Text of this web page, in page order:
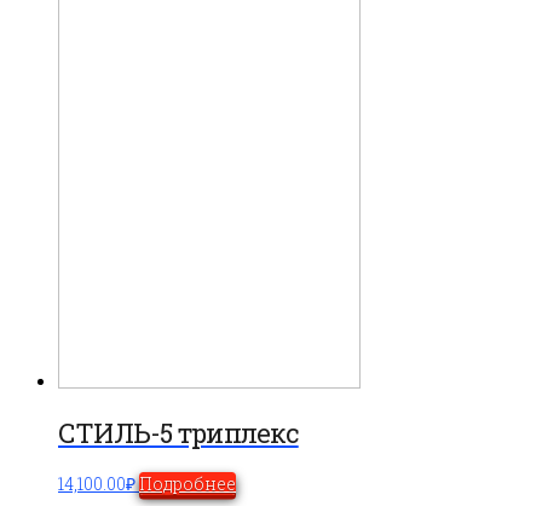
СТИЛЬ-5 триплекс
14,100.00₽ Подробнее